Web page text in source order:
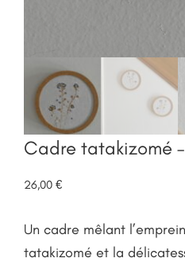
Cadre tatakizomé
26,00 €
Un cadre mêlant
tatakizomé et la